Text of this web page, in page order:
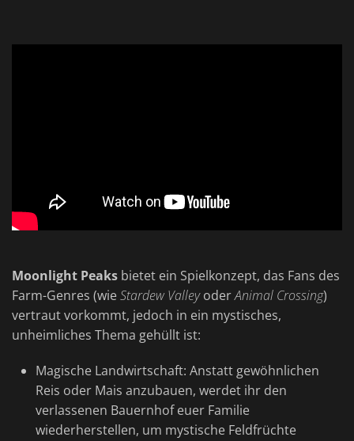
Moonlight Peaks bietet ein Spielkonzept, das Fans des
Farm-Genres (wieStardew ValleyoderAnimal Crossing)
vertraut vorkommt, jedoch in ein mystisches,
unheimliches Thema gehüllt ist:
Magische Landwirtschaft: Anstatt gewöhnlichen
Reis oder Mais anzubauen, werdet ihr den
verlassenen Bauernhof euer Familie
wiederherstellen, um mystische Feldfrüchte